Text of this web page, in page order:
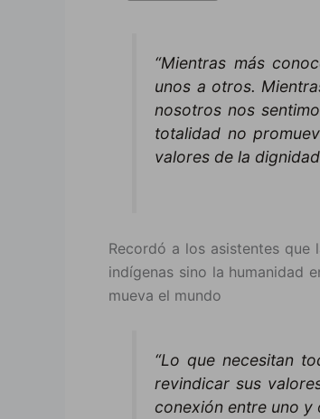
“Mientras más
unos a otros.
nosotros nos
totalidad no
valores de la
Recordó a los asistentes
indígenas sino la humanidad
mueva el mundo
“Lo que necesitan
revindicar sus
conexión entre uno y